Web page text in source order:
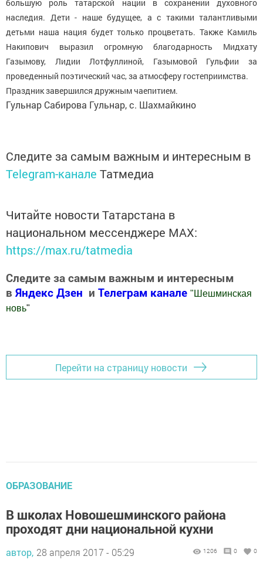
большую роль татарской нации в сохранении духовного
наследия. Дети - наше будущее, а с такими талантливыми
детьми наша нация будет только процветать. Также Камиль
Накипович выразил огромную благодарность Мидхату
Газымову, Лидии Лотфуллиной, Газымовой Гульфии за
проведенный поэтический час, за атмосферу гостеприимства.
Праздник завершился дружным чаепитием.
Гульнар Сабирова Гульнар, с. Шахмайкино
Следите за самым важным и интересным в
Telegram-канале Татмедиа
Читайте новости Татарстана в
национальном мессенджере MАХ:
https://max.ru/tatmedia
Следите за самым важным и интересным
в Яндекс Дзен и Телеграм канале " Шешминская
новь"
Перейти на страницу новости
ОБРАЗОВАНИЕ
В школах Новошешминского района
проходят дни национальной кухни
автор, 28 апреля 2017 - 05:29 1206 0 0